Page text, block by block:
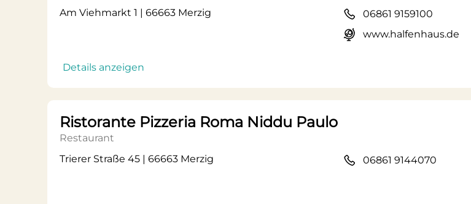
Am Viehmarkt 1 | 66663 Merzig
Details anzeigen
06861 9159100
www.halfenhaus.de
Ristorante Pizzeria Roma Niddu Paulo
Restaurant
Trierer Straße 45 | 66663 Merzig
06861 9144070